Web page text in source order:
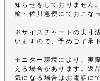
知らせをしておりません
輸・佐川急便にておこな
※サイズチャートの実寸
いますので、予めご了承
モニター環境により、実
える場合があります。返
気になる場合はお電話に